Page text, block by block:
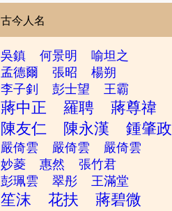
古今人名
吳鎮 何景明
喻坦之
孟德爾
張昭
楊朔
李子釗
彭士望 王霸
蔣中正 羅聘
蔣尊禕
陳友仁
陳永漢 鍾肇政
嚴倚雲 嚴倚雲
嚴倚雲
妙菱
惠然
張竹君
彭珮雲
翠彤 王滿堂
笙沫 花扶
蔣碧微